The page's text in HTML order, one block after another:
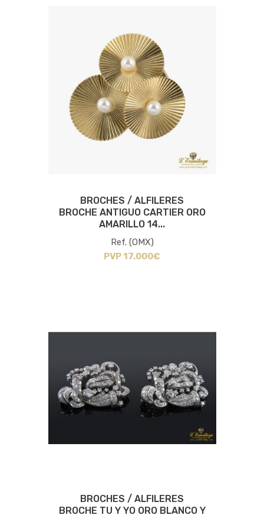
BROCHES / ALFILERES
BROCHE ANTIGUO CARTIER ORO
AMARILLO 14...
Ref. (OMX)
PVP 17.000€
BROCHES / ALFILERES
BROCHE TU Y YO ORO BLANCO Y